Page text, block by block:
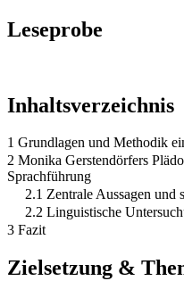
Leseprobe
Inhaltsverzeichnis
1 Grundlagen und Methodik
2 Monika Gerstendörfers
Sprachführung
2.1 Zentrale Aussagen und
2.2 Linguistische
3 Fazit
Zielsetzung &